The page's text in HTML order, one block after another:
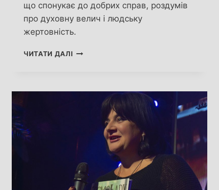
що спонукає до добрих справ, роздумів
про духовну велич і людську
жертовність.
ЧИТАТИ ДАЛІ АНГЕЛІНА МЕДІНА